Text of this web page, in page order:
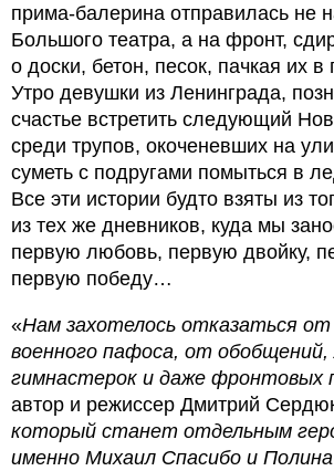
прима-балерина отправилась не
Большого театра, а на фронт,
о доски, бетон, песок, пачкая их в
Утро девушки из Ленинграда,
счастье встретить следующий
среди трупов, окоченевших на
суметь с подругами помыться в
Все эти истории будто взяты из
из тех же дневников, куда мы
первую любовь, первую двойку,
первую победу…
«Нам захотелось отказаться от
военного пафоса, от обобщений,
гимнастерок и даже фронтовых
автор и режиссер Дмитрий
который станет отдельным
именно Михаил Спасибо и